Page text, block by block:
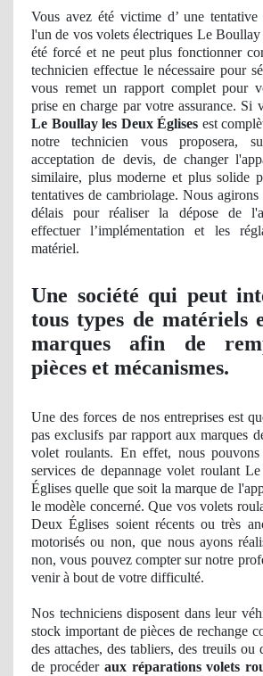
Vous avez été victime d’ une
l'un de vos volets électriques Le
été forcé et ne peut plus fonctionner
technicien effectue le nécessaire pour
vous remet un rapport complet pour
prise en charge par votre assurance. Si
Le Boullay les Deux Églises est
notre technicien vous proposera,
acceptation de devis, de changer
similaire, plus moderne et plus solide
tentatives de cambriolage. Nous
délais pour réaliser la dépose de
effectuer l’implémentation et les
matériel.
Une société qui peut
tous types de matériels
marques afin de
pièces et mécanismes.
Une des forces de nos entreprises est
pas exclusifs par rapport aux marques
volet roulants. En effet, nous
services de depannage volet roulant
Églises quelle que soit la marque de
le modèle concerné. Que vos volets
Deux Églises soient récentsou très
motorisés ou non, que nous ayons
non, vous pouvez compter sur notre
venir à bout de votre difficulté.
Nos techniciens disposent dans leur
stock important de pièces de rechange
des attaches, des tabliers, des treuils ou
de procéder aux réparations volets